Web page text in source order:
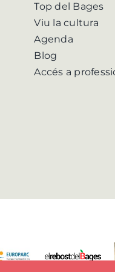
Top del Bages
Viu la cultura
Agenda
Blog
Accés a